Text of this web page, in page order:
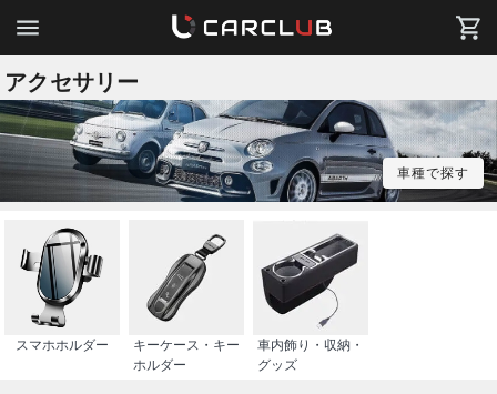
アクセサリー
車種で探す
スマホホルダー
キーケース・キー
ホルダー
車内飾り・収納・
グッズ